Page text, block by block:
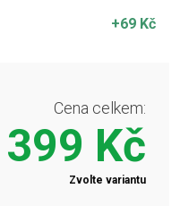
+69 Kč
Cena celkem:
399 Kč
Zvolte variantu